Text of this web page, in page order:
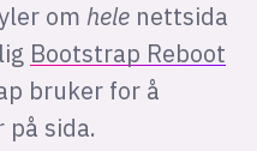
om hele nettsida
Bootstrap Reboot
bruker for å
på sida.